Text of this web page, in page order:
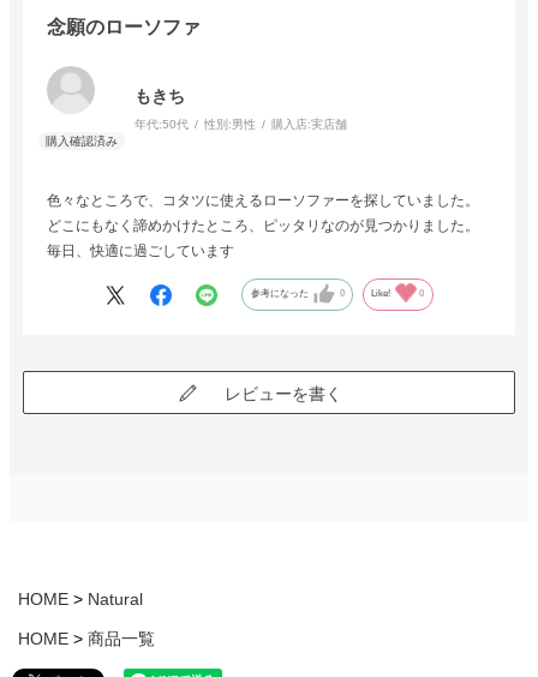
念願のローソファ
もきち
年代:50代 性別:男性 購入店:実店舗
色々なところで、コタツに使えるローソファーを探していました。
どこにもなく諦めかけたところ、ピッタリなのが見つかりました。
毎日、快適に過ごしています
参考になった 0 Like! 0
レビューを書く
HOME Natural
HOME 商品一覧